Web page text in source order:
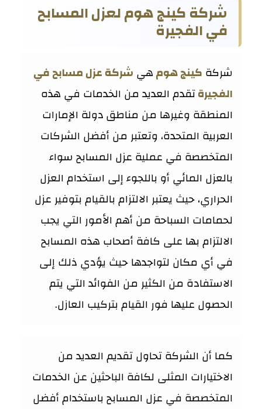
شركة كينج هوم لعزل المسابح
في الفجيرة
شركة كينج هومهي شركة عزل مسابح في
الفجيرةتقدم العديد من الخدمات في هذه
المنطقة وغيرها من مناطق دولة الإمارات
العربية المتحدة، وتعتبر من أفضل الشركات
المتخصصة في عملية عزل المسابح سواء
بالعزل المائي أو باللجوء إلى استخدام العزل
الحراري، حيث يعتبر الالتزام بالقيام بتوفير عزل
لحمامات السباحة من أهم الأمور التي يجب
الالتزام بها على كافة أصحاب هذه المسابح
في أي مكان لتواجدها حيث يؤدي ذلك إلى
الاستفادة من الكثير من الفوائد التي يتم
الحصول عليها فور القيام بتركيب العازل.
كما أن الشركة تحاول تقديم العديد من
الاختيارات المثلى لكافة الباحثين عن الخدمات
المتخصصة في عزل المسابح باستخدام أفضل